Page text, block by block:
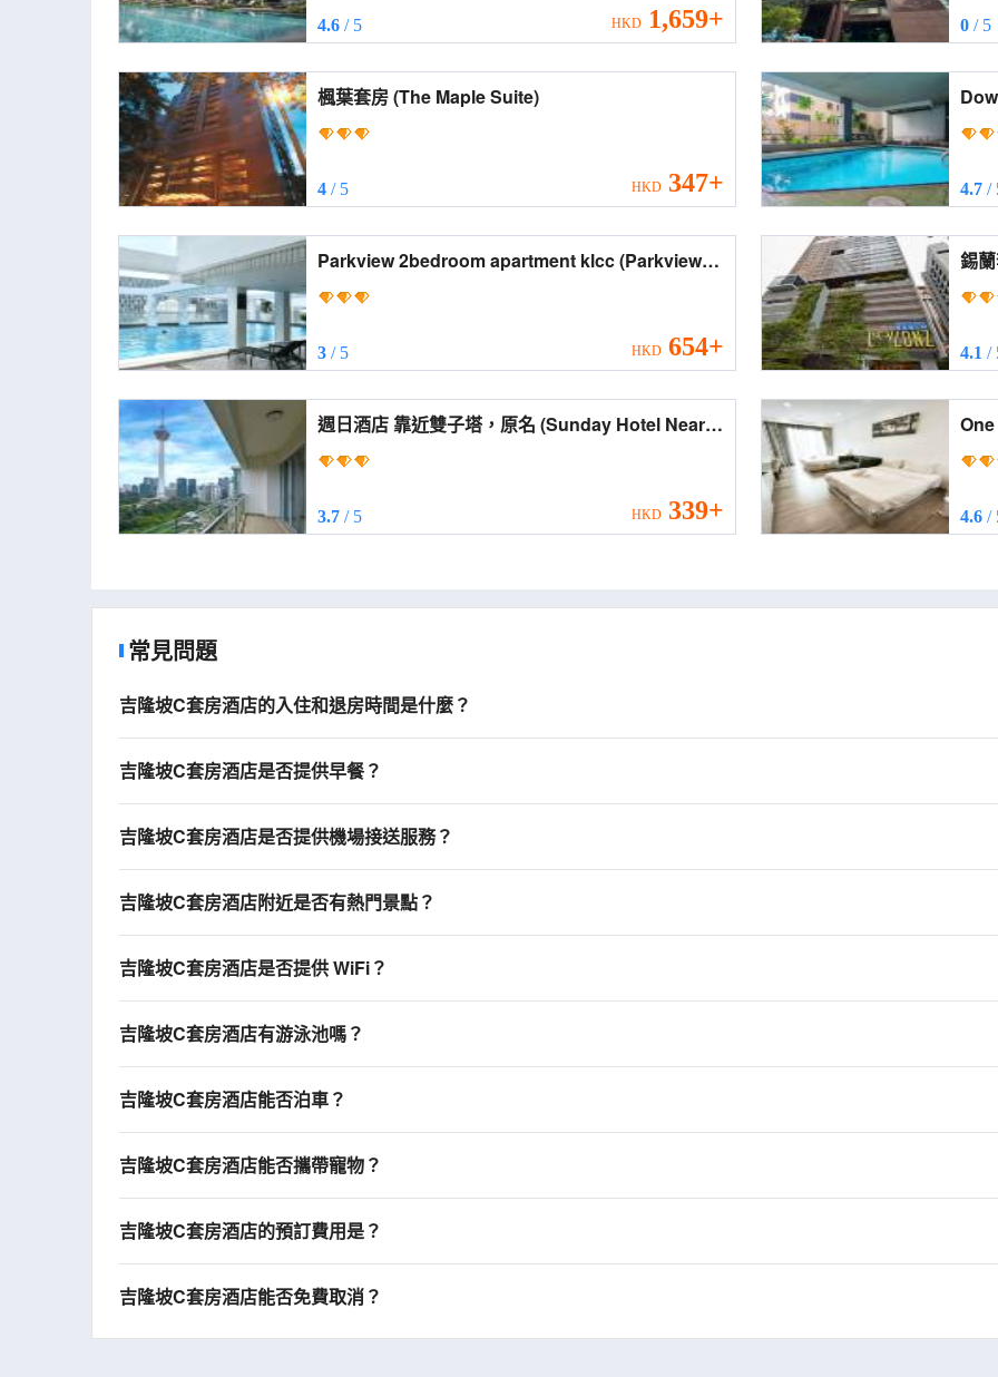
4.6 / 5 HKD 1,659+ 0/ 5
楓葉套房 (The Maple Suite)
4 / 5 HKD 347+ 4.7/
Parkview 2bedroom apartment klcc (Parkview
2bedroom apartment klcc)
3 / 5 HKD 654+
錫蘭套
4.1/
週日酒店 靠近雙子塔，原名 (Sunday Hotel Near
Petronas Twin Tower Formerly Suasana Suites)
3.7 / 5 HKD 339+
One
4.6/
常見問題
吉隆坡C套房酒店的入住和退房時間是什麼？
吉隆坡C套房酒店是否提供早餐？
吉隆坡C套房酒店是否提供機場接送服務？
吉隆坡C套房酒店附近是否有熱門景點？
吉隆坡C套房酒店是否提供 WiFi？
吉隆坡C套房酒店有游泳池嗎？
吉隆坡C套房酒店能否泊車？
吉隆坡C套房酒店能否攜帶寵物？
吉隆坡C套房酒店的預訂費用是？
吉隆坡C套房酒店能否免費取消？